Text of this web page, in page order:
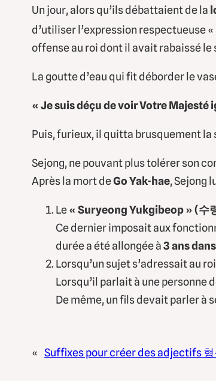
Un jour, alors qu’ils débattaient de la
d’utiliser l’expression respectueuse «
offense au roi dont il avait rabaissé le
La goutte d’eau qui fit déborder le
« Je suis déçu de voir Votre Majesté
Puis, furieux, il quitta brusquement la
Sejong, ne pouvant plus tolérer son
Après la mort deGo Yak-hae, Sejong
Le« Suryeong Yukgibeop » (수
Ce dernier imposait aux
durée a été allongée à3 ans
Lorsqu’un sujet s’adressait au
Lorsqu’il parlait à une personne
De même, un fils devait parler à
« Suffixes pour créer des adjectifs 형